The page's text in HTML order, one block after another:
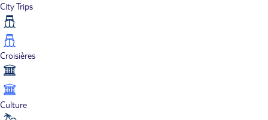
City Trips
Croisières
Culture